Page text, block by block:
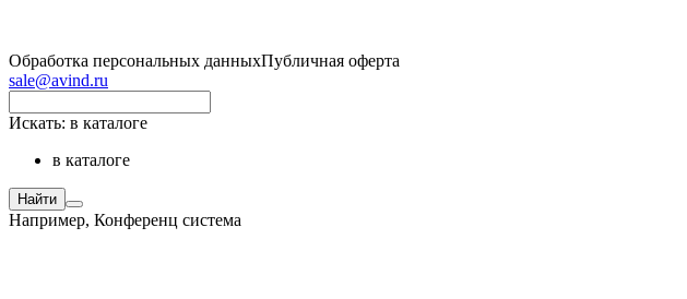
Обработка персональных данныхПубличная оферта
sale@avind.ru
Искать: в каталоге
в каталоге
Найти
Например, Конференц система